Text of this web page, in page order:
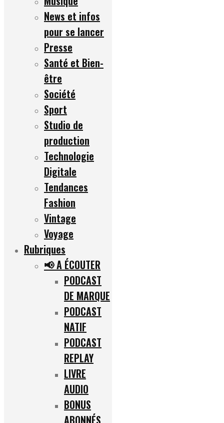
News et infos
pour se lancer
Presse
Santé et Bien-
être
Société
Sport
Studio de
production
Technologie
Digitale
Tendances
Fashion
Vintage
Voyage
Rubriques
📢 A ÉCOUTER
PODCAST
DE MARQUE
PODCAST
NATIF
PODCAST
REPLAY
LIVRE
AUDIO
BONUS
ABONNÉS